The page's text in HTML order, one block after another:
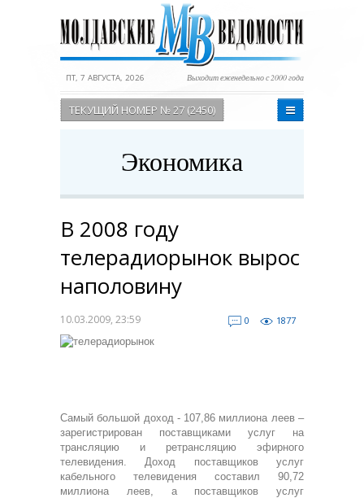
ПТ, 7 АВГУСТА, 2026 Выходит еженедельно с 2000 года
ТЕКУЩИЙ НОМЕР № 27 (2450)
Экономика
В 2008 году
телерадиорынок вырос
наполовину
10.03.2009, 23:59 0 1877
Самый большой доход - 107,86 миллиона леев –
зарегистрирован поставщиками услуг на
трансляцию и ретрансляцию эфирного
телевидения. Доход поставщиков услуг
кабельного телевидения составил 90,72
миллиона леев, а поставщиков услуг